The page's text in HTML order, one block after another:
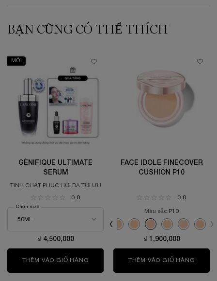
PDP Slot 1 Section
BẠN CŨNG CÓ THỂ THÍCH
MỚI
GÉNIFIQUE ULTIMATE
SERUM
TINH CHẤT PHỤC HỒI DA TỐI ƯU
0 0
Chọn size
₫ 4,500,000
THÊM VÀO GIỎ HÀNG GÉNIFIQUE ULTIMATE SERUM
FACE IDOLE FINECOVER
CUSHION P10
0 0
Màu sắc: P10
Chọn màu
Selected
N10 color for Face Idole
Selected
W10 color for Face Idole
Selected
P10 color for Face Idole
Selected
Refill W10 color
Selected
Refill N10
Refill
₫ 1,900,000
THÊM VÀO GIỎ HÀNG